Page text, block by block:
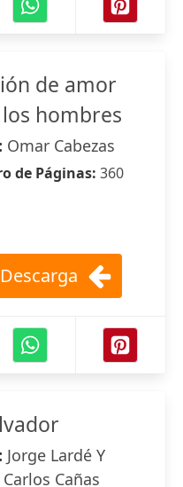
de amor
hombres
Omar Cabezas
de Páginas: 360
Jorge Lardé Y
Cañas